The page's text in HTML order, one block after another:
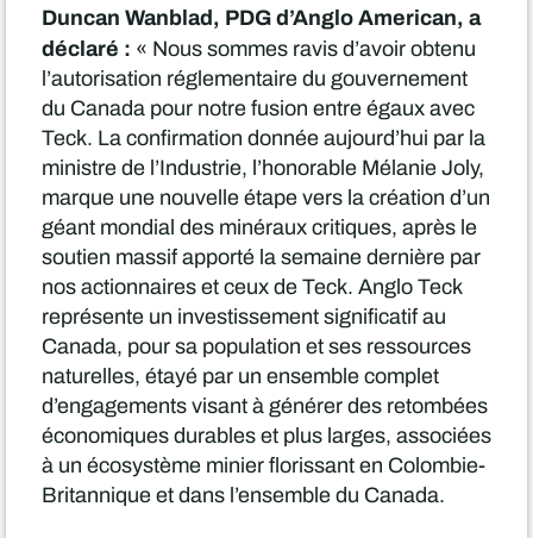
Duncan Wanblad, PDG d’Anglo American, a
déclaré : « Nous sommes ravis d’avoir obtenu
l’autorisation réglementaire du gouvernement
du Canada pour notre fusion entre égaux avec
Teck. La confirmation donnée aujourd’hui par la
ministre de l’Industrie, l’honorable Mélanie Joly,
marque une nouvelle étape vers la création d’un
géant mondial des minéraux critiques, après le
soutien massif apporté la semaine dernière par
nos actionnaires et ceux de Teck. Anglo Teck
représente un investissement significatif au
Canada, pour sa population et ses ressources
naturelles, étayé par un ensemble complet
d’engagements visant à générer des retombées
économiques durables et plus larges, associées
à un écosystème minier florissant en Colombie-
Britannique et dans l’ensemble du Canada.